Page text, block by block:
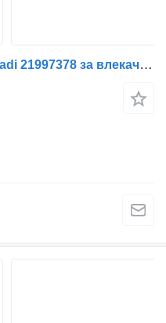
Амортисьор Volvo Mootoripadi 21997378 за влекач Volvo FH